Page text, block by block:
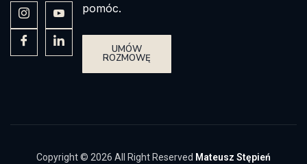
pomóc.
UMÓW
ROZMOWĘ
Copyright © 2026 All Right Reserved Mateusz Stępień